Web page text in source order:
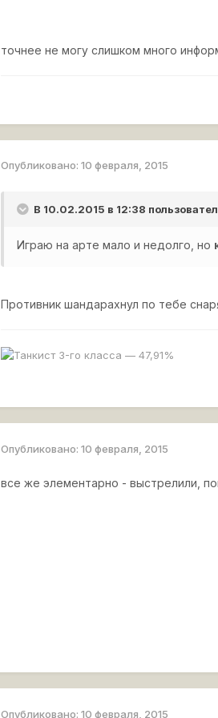
точнее не могу слишком много
Опубликовано:10 февраля, 2015
В 10.02.2015 в 12:38
Играю на арте мало и недолго, но
Противник шандарахнул по тебе
Опубликовано:10 февраля, 2015
все же элементарно - выстрелили,
Опубликовано:10 февраля, 2015